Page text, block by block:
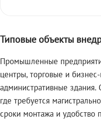
Типовые объекты
Промышленные
центры, торговые и
административные
где требуется
сроки монтажа и